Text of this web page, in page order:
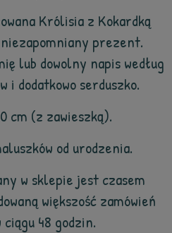
Królisia z Kokardką
prezent.
lub dowolny napis według
i dodatkowo serduszko.
cm (z zawieszką).
od urodzenia.
w sklepie jest czasem
większość zamówień
ciągu 48 godzin.